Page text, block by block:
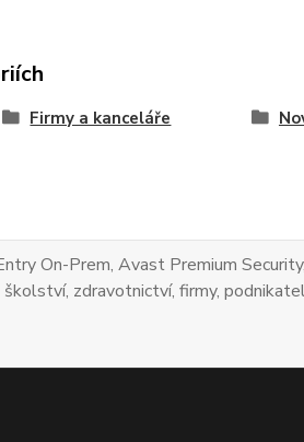
Firmy a kanceláře
On-Prem, Avast Premium
zdravotnictví, firmy,